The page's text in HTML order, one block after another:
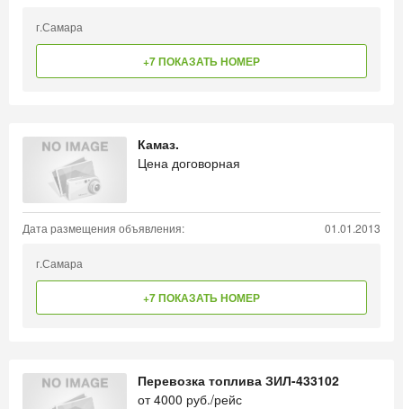
г.Самара
+7 ПОКАЗАТЬ НОМЕР
Камаз.
Цена договорная
Дата размещения объявления: 01.01.2013
г.Самара
+7 ПОКАЗАТЬ НОМЕР
Перевозка топлива ЗИЛ-433102
от4000 руб./рейс